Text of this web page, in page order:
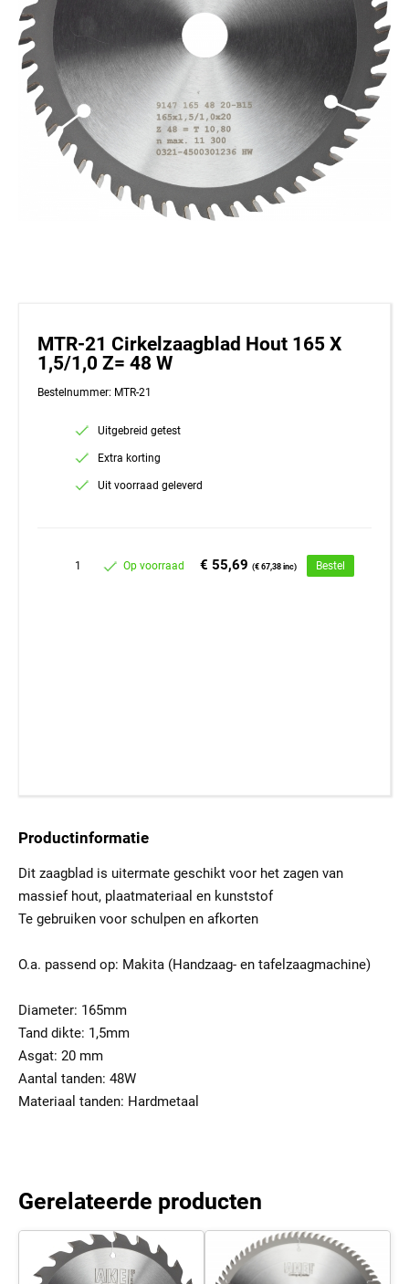
MTR-21 Cirkelzaagblad Hout 165 X
1,5/1,0 Z= 48 W
Bestelnummer: MTR-21
Uitgebreid getest
Extra korting
Uit voorraad geleverd
1 Op voorraad € 55,69(€ 67,38 inc) Bestel
Productinformatie
Dit zaagblad is uitermate geschikt voor het zagen van
massief hout, plaatmateriaal en kunststof
Te gebruiken voor schulpen en afkorten
O.a. passend op: Makita (Handzaag- en tafelzaagmachine)
Diameter: 165mm
Tand dikte: 1,5mm
Asgat: 20 mm
Aantal tanden: 48W
Materiaal tanden: Hardmetaal
Gerelateerde producten